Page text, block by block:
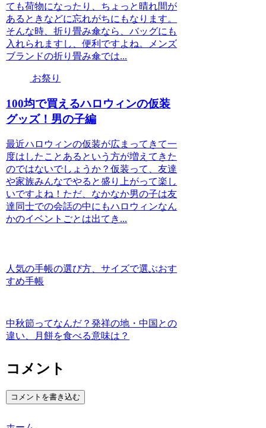
ても荷物になったり、ちょっと晴れ間が
あるときなどに忘れがちにもなります。
そんな時、折り畳み傘なら、バッグにも
入れられますし、便利ですよね。メンズ
ブランドの折り畳み傘では...
お祭り
100均で買えるハロウィンの仮装
グッズ！男の子編
最近ハロウィンの仮装が広まってきて一
度はしたことあるという方が増えてきた
のではないでしょうか？仮装って、友達
や家族みんなでやると盛り上がって楽し
いですよね！ただ、なかなか男の子は友
達同士での会話の中にもハロウィンなん
かのイベントごとは出てき...
人気の手帳の選び方、サイズで選ぶおす
すめ手帳
中秋節ってなんだ？発祥の地・中国との
違い、月餅を食べる意味は？
コメント
コメントを書き込む